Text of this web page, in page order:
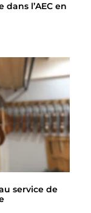
l’AEC en
service de